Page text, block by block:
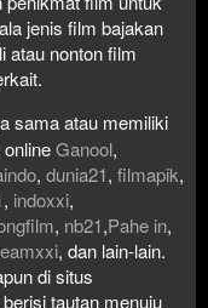
jenis film bajakan
atau nonton film
sama atau memiliki
Ganool,
, dunia21, filmapik,
, indoxxi,
, nb21,Pahe in,
, dan lain-lain.
di situs
tautan menuju